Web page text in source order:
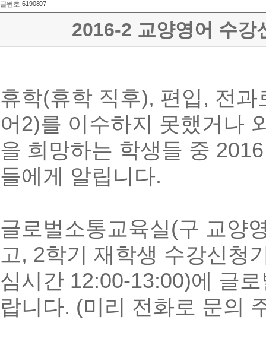
글번호 6190897
2016-2 교양영어 수강
휴학(휴학 직후), 편입, 전
어2)를 이수하지 못했거나
을 희망하는 학생들 중
들에게 알립니다.
글로벌소통교육실(구 교양
고, 2학기 재학생 수강신청
심시간 12:00-13:00)에 글
랍니다. (미리 전화로 문의